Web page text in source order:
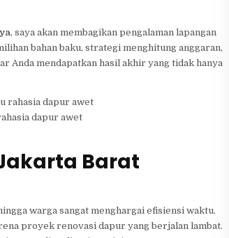
, saya akan membagikan pengalaman lapangan
bahan baku, strategi menghitung anggaran,
Anda mendapatkan hasil akhir yang tidak hanya
dapur awet
Barat
warga sangat menghargai efisiensi waktu.
proyek renovasi dapur yang berjalan lambat.